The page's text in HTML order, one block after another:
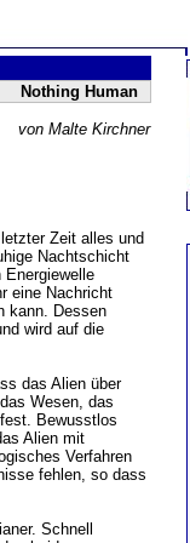
Nothing Human
von Malte Kirchner
Zeit alles und
Nachtschicht
eine Nachricht
kann. Dessen
wird auf die
das Alien über
Wesen, das
Bewusstlos
Alien mit
Verfahren
fehlen, so dass
Schnell